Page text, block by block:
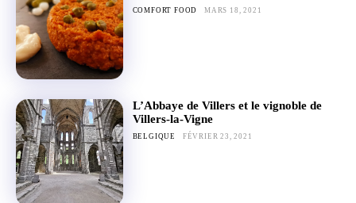
COMFORT FOOD MARS 18, 2021
L’Abbaye de Villers et le vignoble de
Villers-la-Vigne
BELGIQUE FÉVRIER 23, 2021